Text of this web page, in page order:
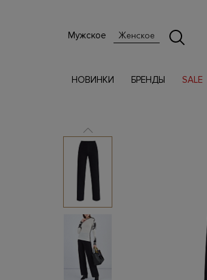
Мужское Женское
НОВИНКИ БРЕНДЫ SALE